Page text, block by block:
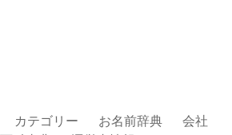
カテゴリー お名前辞典
会社